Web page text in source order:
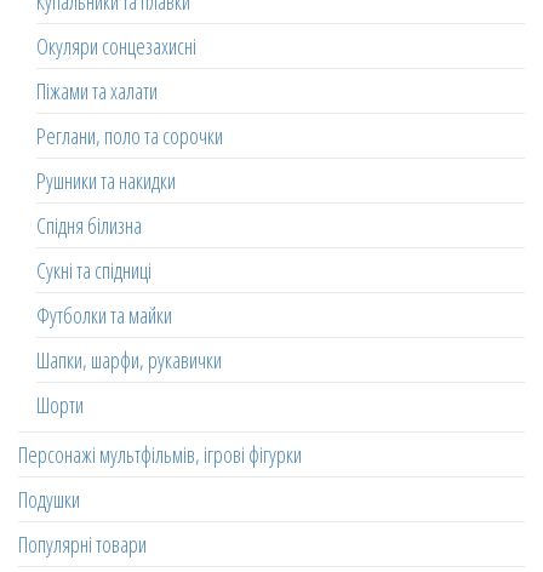
Окуляри сонцезахисні
Піжами та халати
Реглани, поло та сорочки
Рушники та накидки
Спідня білизна
Сукні та спідниці
Футболки та майки
Шапки, шарфи, рукавички
Шорти
Персонажі мультфільмів, ігрові фігурки
Подушки
Популярні товари